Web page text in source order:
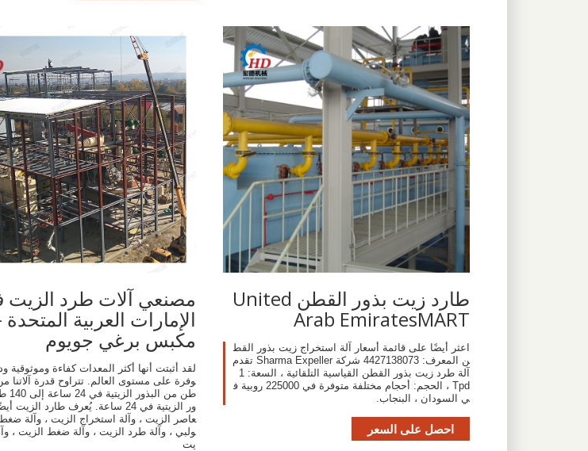
طارد زيت بذور القطن United
Arab EmiratesMART
اعثر أيضًا على قائمة أسعار آلة استخراج زيت بذور القط
ن المعرف: 4427138073 شركة Sharma Expeller تقدم
آلة طرد زيت بذور القطن القياسية التلقائية ، السعة: 1
Tpd ، الحجم: أحجام مختلفة متوفرة في 225000 روبية ف
ي السودان ، البنجاب.
احصل على السعر
مصنعي آلات طرد الزيت
الإمارات العربية المتحدة
مكبس برغي جويوم
لقد أثبتت أنها أكثر المعدات كفاءة وموثوقية
طن
ور الزيتية في 24 ساعة. يُعرف طارد
عاصر الزيت ، وآلة استخراج الزيت ، وآلة ضغط
ولبي ، وآلة طرد الزيت ، وآلة ضغط الزيت ،
يت